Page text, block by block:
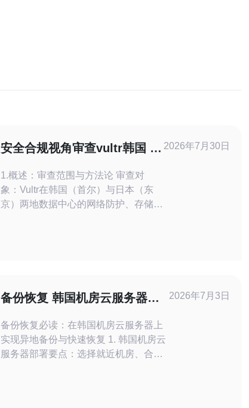
安全合规视角审查vultr韩国 日
1.概述：审查范围与方法论 审查对
象：Vultr在韩国（首尔）与日本（东
京）两地数据中心的网络防护、存储加
入、审计日志保留与访问控制。 衡量
指标：加密强度、日志留存天数
2026年7月30日
备份恢复 韩国机房云服务器怎
备份恢复必读：在韩国机房云服务器上
实现异地备份与快速恢复 1. 韩国机房云
服务器部署要点：选择就近机房、合规
2026年7月3日